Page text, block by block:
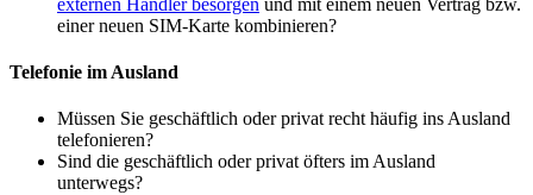
einer neuen SIM-Karte kombinieren?
Telefonie im Ausland
Müssen Sie geschäftlich oder privat recht häufig ins Ausland
telefonieren?
Sind die geschäftlich oder privat öfters im Ausland
unterwegs?